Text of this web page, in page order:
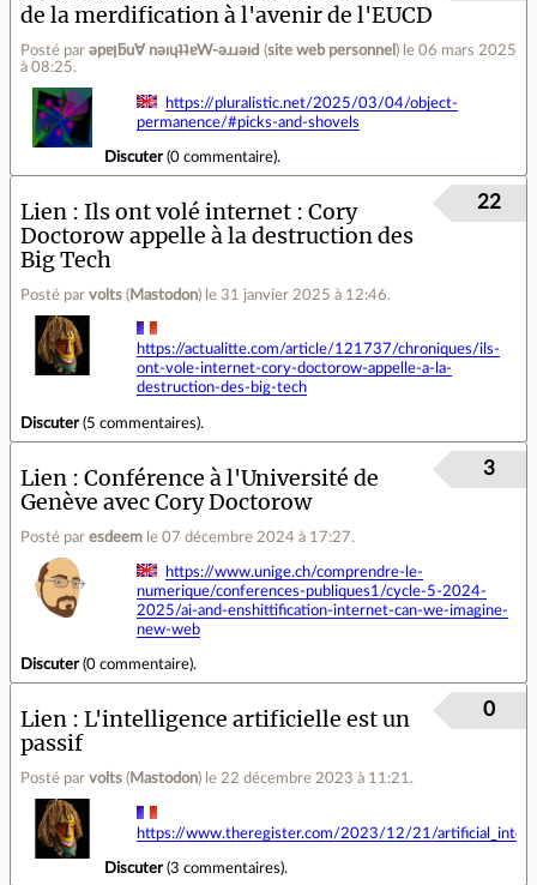
de la merdification à l'avenir de l'EUCD
Posté par ǝpɐןƃu∀ nǝıɥʇʇɐW-ǝɹɹǝıԀ (site web personnel ) le 06 mars 2025
à 08:25.
https://pluralistic.net/2025/03/04/object-
permanence/#picks-and-shovels
Discuter(0 commentaire).
Lien
Ils ont volé internet : Cory
Doctorow appelle à la destruction des
Big Tech
Posté par volts ( Mastodon) le 31 janvier 2025 à 12:46.
22
https://actualitte.com/article/121737/chroniques/ils-
ont-vole-internet-cory-doctorow-appelle-a-la-
destruction-des-big-tech
Discuter(5 commentaires).
Lien
Conférence à l'Université de
Genève avec Cory Doctorow
Posté par esdeem le 07 décembre 2024 à 17:27.
3
https://www.unige.ch/comprendre-le-
numerique/conferences-publiques1/cycle-5-2024-
2025/ai-and-enshittification-internet-can-we-imagine-
new-web
Discuter(0 commentaire).
Lien
L'intelligence artificielle est un
passif
Posté par volts ( Mastodon) le 22 décembre 2023 à 11:21.
0
https://www.theregister.com/2023/12/21/
Discuter(3 commentaires).